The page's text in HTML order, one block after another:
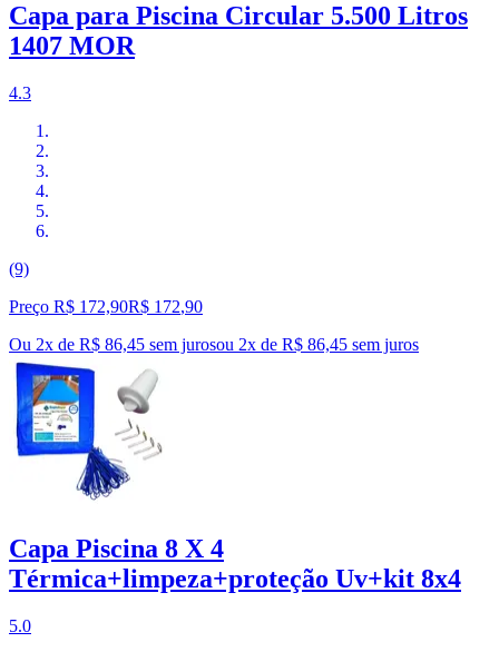
Capa para Piscina Circular 5.500 Litros
1407 MOR
4.3
(9)
Preço R$ 172,90R$ 172,90
Ou 2x de R$ 86,45 sem jurosou 2x de R$ 86,45 sem juros
Capa Piscina 8 X 4
Térmica+limpeza+proteção Uv+kit 8x4
5.0